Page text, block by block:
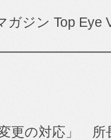
ガジン Top Eye
更の対応」